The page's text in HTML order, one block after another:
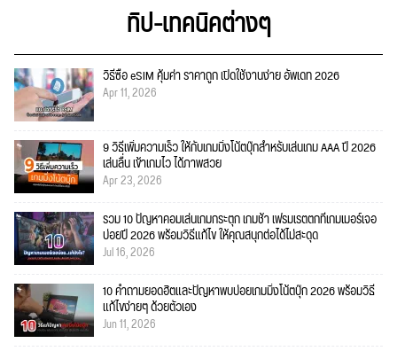
ทิป-เทคนิคต่างๆ
วิธีซื้อ eSIM คุ้มค่า ราคาถูก เปิดใช้งานง่าย อัพเดท 2026
Apr 11, 2026
9 วิธีเพิ่มความเร็ว ให้กับเกมมิ่งโน้ตบุ๊กสำหรับเล่นเกม AAA ปี 2026
เล่นลื่น เข้าเกมไว ได้ภาพสวย
Apr 23, 2026
รวม 10 ปัญหาคอมเล่นเกมกระตุก เกมช้า เฟรมเรตตกที่เกมเมอร์เจอ
บ่อยปี 2026 พร้อมวิธีแก้ไข ให้คุณสนุกต่อได้ไม่สะดุด
Jul 16, 2026
10 คำถามยอดฮิตและปัญหาพบบ่อยเกมมิ่งโน้ตบุ๊ก 2026 พร้อมวิธี
แก้ไขง่ายๆ ด้วยตัวเอง
Jun 11, 2026